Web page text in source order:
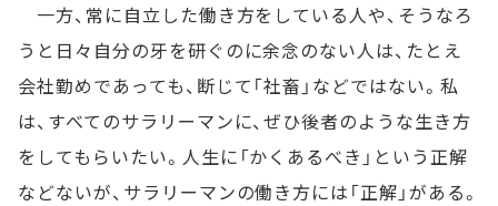
一方、常に自立した働き方をしている人や、そうなろ
うと日々自分の牙を研ぐのに余念のない人は、たとえ
会社勤めであっても、断じて「社畜」などではない。私
は、すべてのサラリーマンに、ぜひ後者のような生き方
をしてもらいたい。人生に「かくあるべき」という正解
などないが、サラリーマンの働き方には「正解」がある。